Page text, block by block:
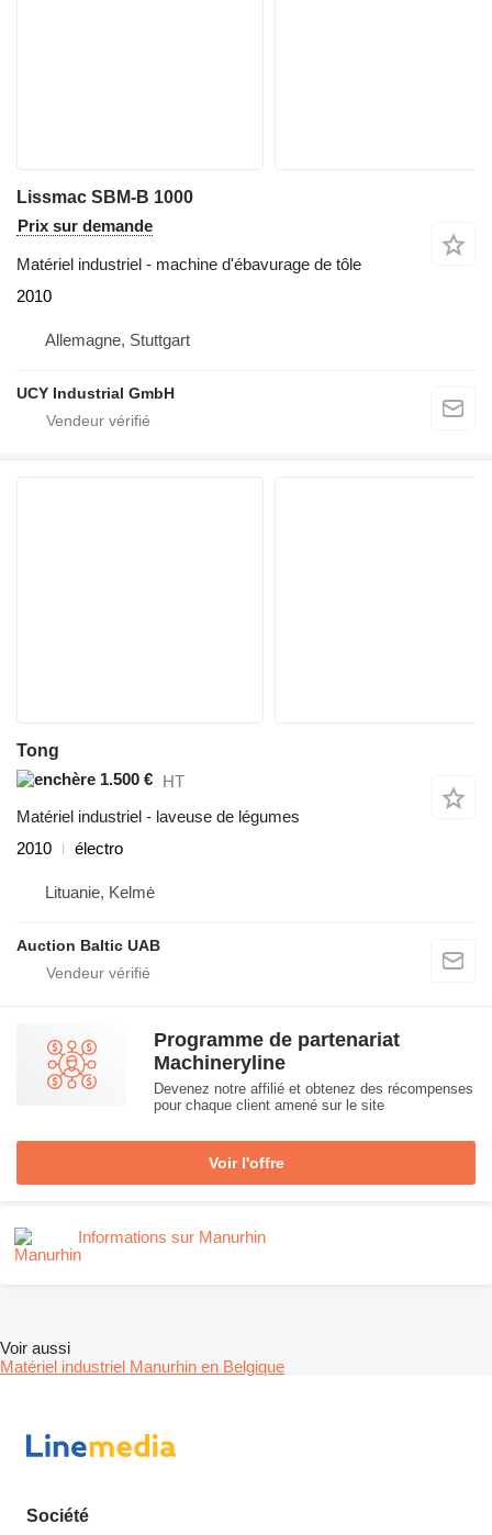
Lissmac SBM-B 1000
Prix sur demande
Matériel industriel - machine d'ébavurage de tôle
2010
Allemagne, Stuttgart
UCY Industrial GmbH
Tong
1.500 € HT
Matériel industriel - laveuse de légumes
2010
électro
Lituanie, Kelmė
Auction Baltic UAB
Programme de partenariat
Machineryline
Devenez notre affilié et obtenez des récompenses
pour chaque client amené sur le site
Voir l'offre
Informations sur Manurhin
Voir aussi
Matériel industriel Manurhin en Belgique
Société